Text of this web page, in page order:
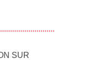
SUR